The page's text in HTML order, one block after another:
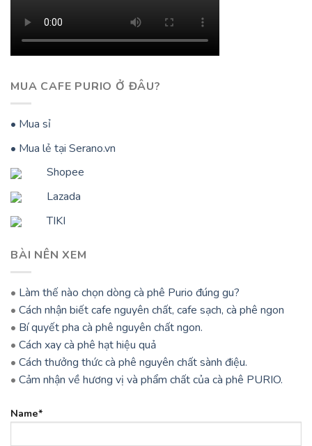
MUA CAFE PURIO Ở ĐÂU?
• Mua sỉ
• Mua lẻ tại Serano.vn
Shopee
Lazada
TIKI
BÀI NÊN XEM
• Làm thế nào chọn dòng cà phê Purio đúng gu?
• Cách nhận biết cafe nguyên chất, cafe sạch, cà phê ngon
• Bí quyết pha cà phê nguyên chất ngon.
• Cách xay cà phê hạt hiệu quả
• Cách thưởng thức cà phê nguyên chất sành điệu.
• Cảm nhận về hương vị và phẩm chất của cà phê PURIO.
Name*